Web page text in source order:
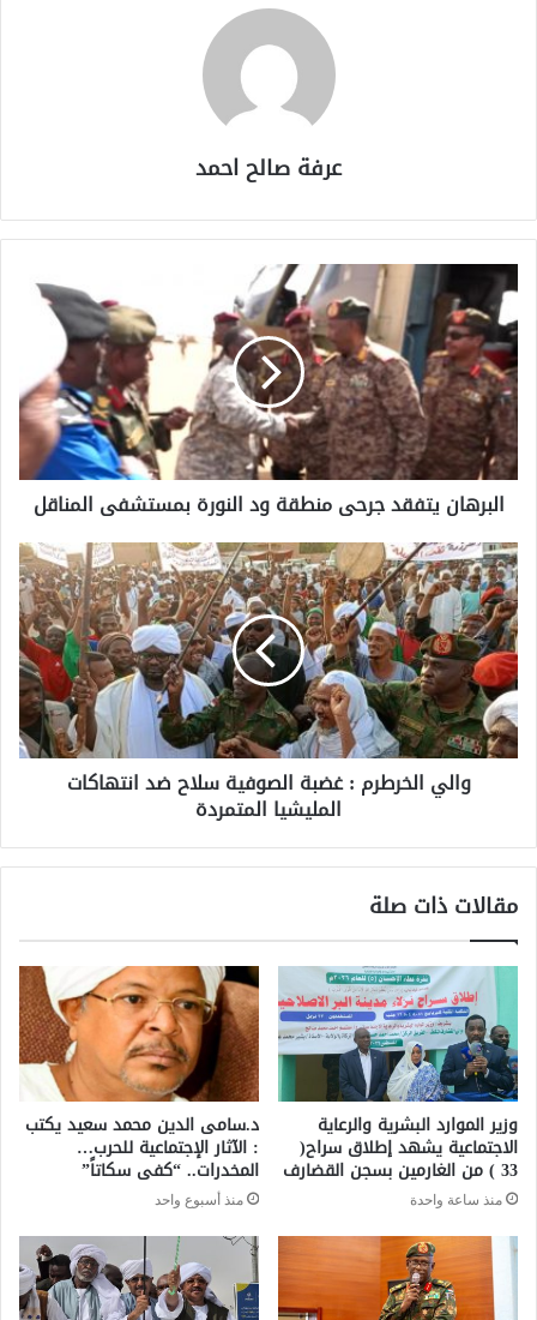
عرفة صالح احمد
البرهان يتفقد جرحى منطقة ود النورة بمستشفى المناقل
والي الخرطرم : غضبة الصوفية سلاح ضد انتهاكات
المليشيا المتمردة
مقالات ذات صلة
وزير الموارد البشرية والرعاية
الاجتماعية يشهد إطلاق سراح(
33 ) من الغارمين بسجن القضارف
منذ ساعة واحدة
د.سامى الدين محمد سعيد يكتب
: الآثار الإجتماعية للحرب…
المخدرات.. “كفى سكاتاً”
منذ أسبوع واحد